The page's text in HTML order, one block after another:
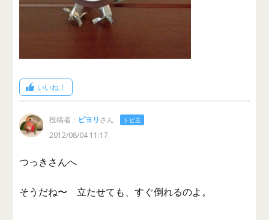
いいね！
投稿者： ピヨリさん トピ主
2012/08/04 11:17
つっきさんへ
そうだね〜 立たせても、すぐ倒れるのよ。